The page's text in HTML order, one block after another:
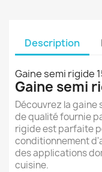
Description
Gaine semi rigide
Gaine semi
Découvrez la gaine
de qualité fournie
rigide est parfaite
conditionnement
des applications
cuisine.